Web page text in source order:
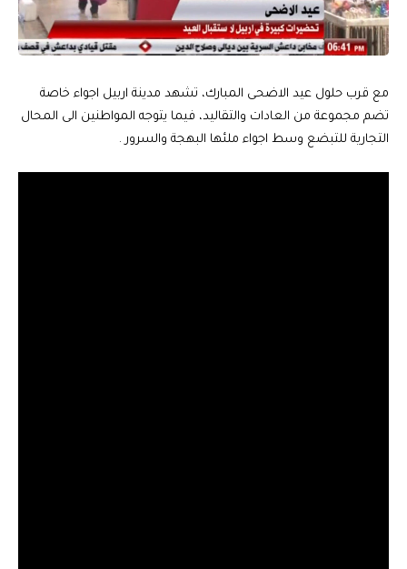
مع قرب حلول عيد الاضحى المبارك، تشهد مدينة اربيل اجواء خاصة
تضم مجموعة من العادات والتقاليد، فيما يتوجه المواطنين الى المحال
التجارية للتبضع وسط اجواء ملئها البهجة والسرور .